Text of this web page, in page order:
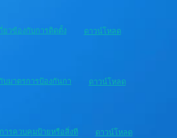
ยวข้องกับการติดตั้ง ดาวน์โหลด
บมาตรการป้องกันกา ดาวน์โหลด
ารควบคุมป้ายหรือสิ่งที ดาวน์โหลด